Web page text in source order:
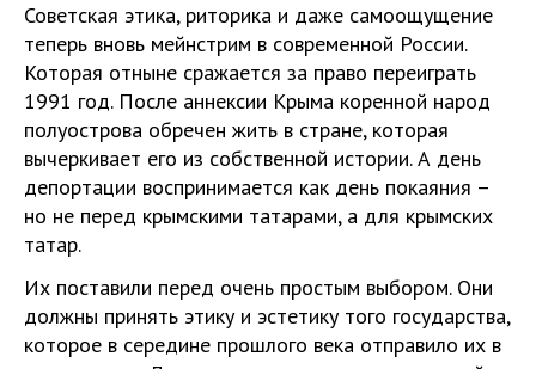
Советская этика, риторика и даже самоощущение
теперь вновь мейнстрим в современной России.
Которая отныне сражается за право переиграть
1991 год. После аннексии Крыма коренной народ
полуострова обречен жить в стране, которая
вычеркивает его из собственной истории. А день
депортации воспринимается как день покаяния –
но не перед крымскими татарами, а для крымских
татар.
Их поставили перед очень простым выбором. Они
должны принять этику и эстетику того государства,
которое в середине прошлого века отправило их в